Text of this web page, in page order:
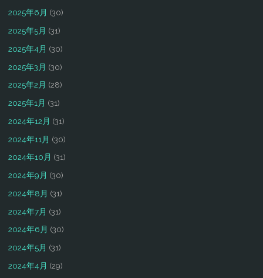
2025年6月 (30)
2025年5月 (31)
2025年4月 (30)
2025年3月 (30)
2025年2月 (28)
2025年1月 (31)
2024年12月 (31)
2024年11月 (30)
2024年10月 (31)
2024年9月 (30)
2024年8月 (31)
2024年7月 (31)
2024年6月 (30)
2024年5月 (31)
2024年4月 (29)